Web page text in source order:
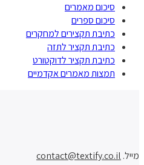
סיכום מאמרים
סיכום ספרים
כתיבת תקצירים למחקרים
כתיבת תקציר לתזה
כתיבת תקציר לדוקטורט
תמצות מאמרים אקדמיים
מייל. contact@textify.co.il